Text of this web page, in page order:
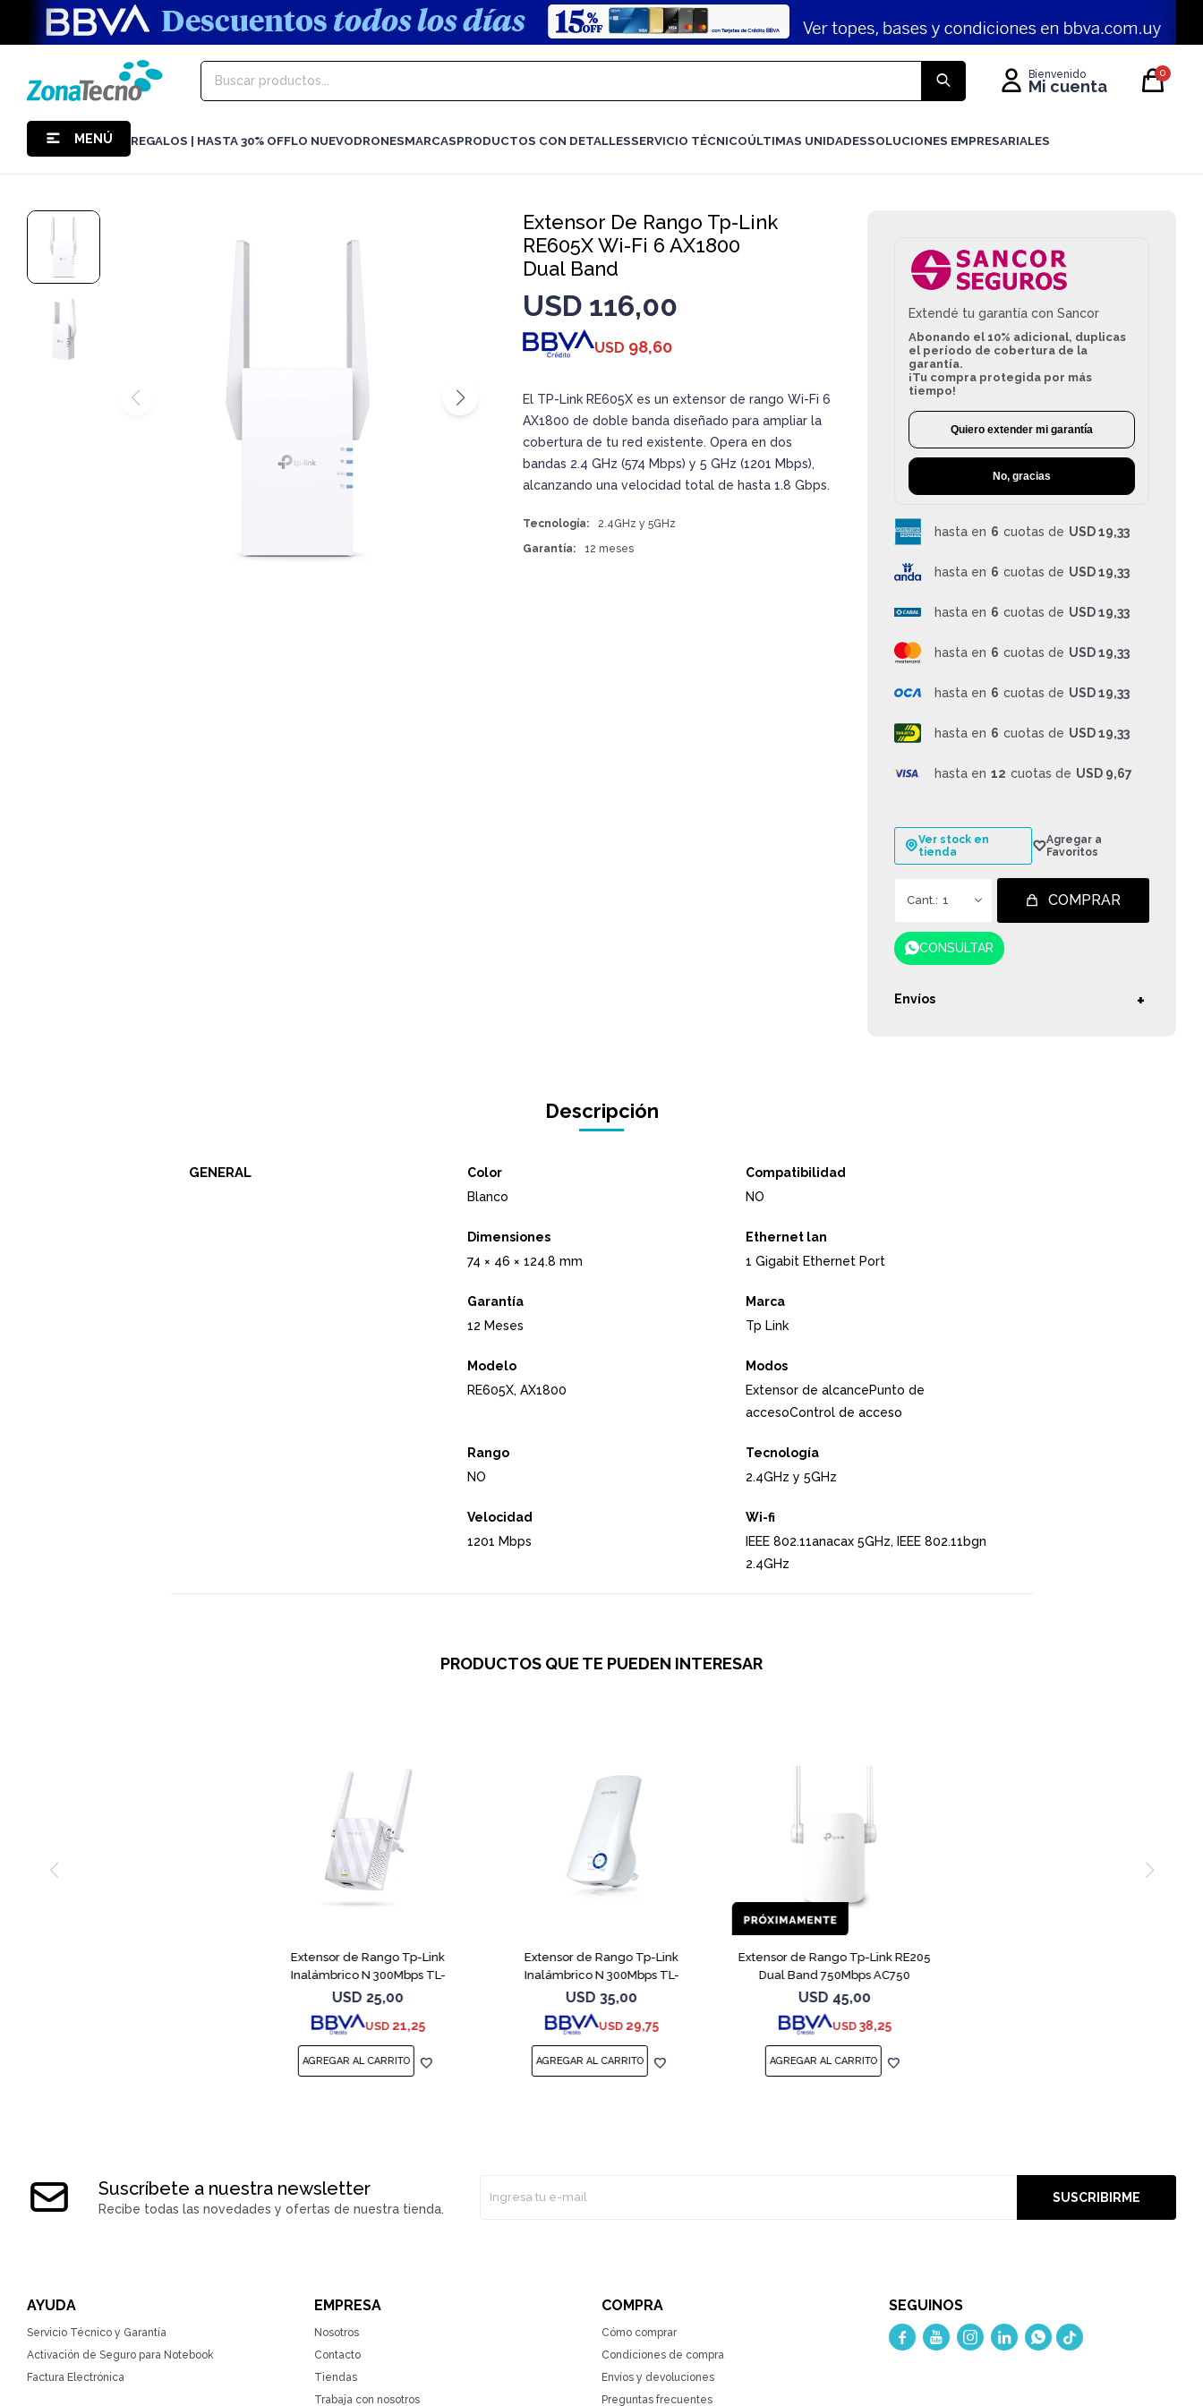
MENÚ REGALOS | HASTA 30% OFFLO NUEVODRONESMARCASPRODUCTOS CON DETALLESSERVICIO TÉCNICOÚLTIMAS UNIDADESSOLUCIONES EMPRESARIALES
0
Extensor De Rango Tp-Link
RE605X Wi-Fi 6 AX1800
Dual Band
USD 116,00
USD 98,60
El TP-Link RE605X es un extensor de rango Wi-Fi 6
AX1800 de doble banda diseñado para ampliar la
cobertura de tu red existente. Opera en dos
bandas 2.4 GHz (574 Mbps) y 5 GHz (1201 Mbps),
alcanzando una velocidad total de hasta 1.8 Gbps.
Tecnología
2.4GHz y 5GHz
Garantía
12 meses
Extendé tu garantía con Sancor
Abonando el 10% adicional, duplicas
el período de cobertura de la
garantía.
¡Tu compra protegida por más
tiempo!
Quiero extender mi garantía
No, gracias
hasta en 6 cuotas de USD 19,33
hasta en 6 cuotas de USD 19,33
hasta en 6 cuotas de USD 19,33
hasta en 6 cuotas de USD 19,33
hasta en 6 cuotas de USD 19,33
hasta en 6 cuotas de USD 19,33
hasta en 12 cuotas de USD 9,67
Ver stock en
tienda
1 COMPRAR
CONSULTAR
Envíos
Descripción
GENERAL
Color
Blanco
Compatibilidad
NO
Dimensiones
74 × 46 × 124.8 mm
Ethernet lan
1 Gigabit Ethernet Port
Garantía
12 Meses
Marca
Tp Link
Modelo
RE605X, AX1800
Modos
Extensor de alcancePunto de
accesoControl de acceso
Rango
NO
Tecnología
2.4GHz y 5GHz
Velocidad
1201 Mbps
Wi-fi
IEEE 802.11anacax 5GHz, IEEE 802.11bgn
2.4GHz
PRODUCTOS QUE TE PUEDEN INTERESAR
Extensor de Rango Tp-Link
Inalámbrico N 300Mbps TL-
WA855RE
USD 25,00
USD 21,25
Extensor de Rango Tp-Link
Inalámbrico N 300Mbps TL-
WA850RE
USD 35,00
USD 29,75
Extensor de Rango Tp-Link RE205
Dual Band 750Mbps AC750
USD 45,00
USD 38,25
Suscríbete a nuestra newsletter
Recibe todas las novedades y ofertas de nuestra tienda.
SUSCRIBIRME
AYUDA
Servicio Técnico y Garantía
Activación de Seguro para Notebook
Factura Electrónica
EMPRESA
Nosotros
Contacto
Tiendas
Trabaja con nosotros
COMPRA
Cómo comprar
Condiciones de compra
Envíos y devoluciones
Preguntas frecuentes
SEGUINOS
    